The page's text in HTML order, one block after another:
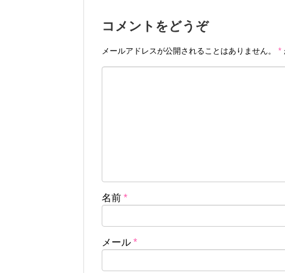
コメントをどうぞ
メールアドレスが公開されることはありません。 *
名前 *
メール *